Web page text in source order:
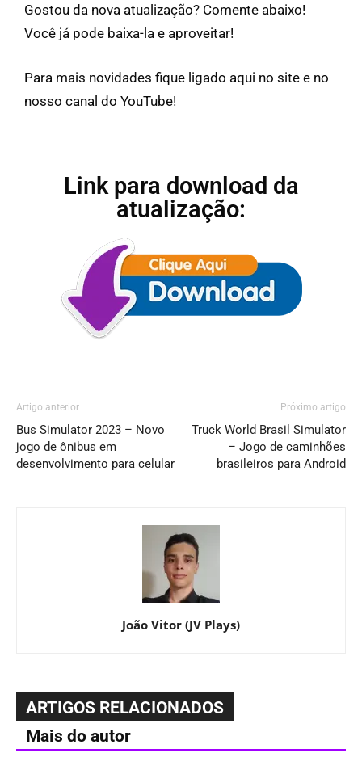
Gostou da nova atualização? Comente abaixo!
Você já pode baixa-la e aproveitar!
Para mais novidades fique ligado aqui no site e no
nosso canal do YouTube!
Link para download da
atualização:
Artigo anterior
Bus Simulator 2023 – Novo
jogo de ônibus em
desenvolvimento para celular
Próximo artigo
Truck World Brasil Simulator
– Jogo de caminhões
brasileiros para Android
João Vitor (JV Plays)
ARTIGOS RELACIONADOS
Mais do autor